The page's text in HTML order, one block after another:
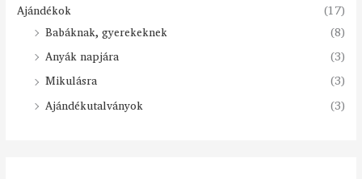
Ajándékok
(17)
Babáknak, gyerekeknek
(8)
Anyák napjára
(3)
Mikulásra
(3)
Ajándékutalványok
(3)